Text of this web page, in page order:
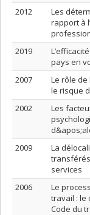
2012
Les
rapport à
2019
pays en
2007
Le rôle
le risque
2002
Les
2009
La
services
2006
Le
travail : le
Code du